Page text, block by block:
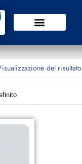
del risultato